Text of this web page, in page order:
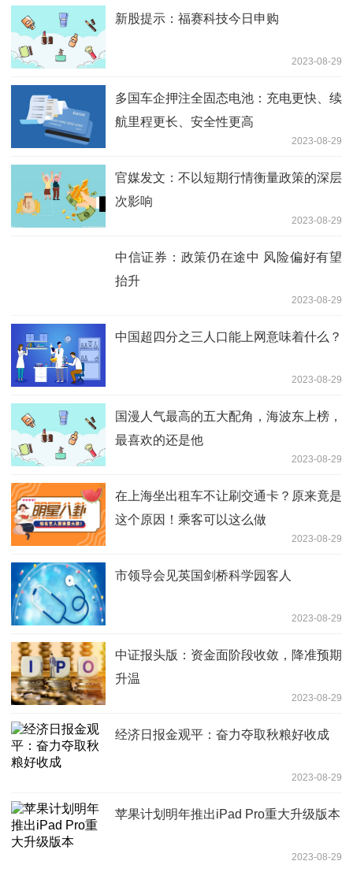
新股提示：福赛科技今日申购
2023-08-29
多国车企押注全固态电池：充电更快、续
航里程更长、安全性更高
2023-08-29
官媒发文：不以短期行情衡量政策的深层
次影响
2023-08-29
中信证券：政策仍在途中 风险偏好有望
抬升
2023-08-29
中国超四分之三人口能上网意味着什么？
2023-08-29
国漫人气最高的五大配角，海波东上榜，
最喜欢的还是他
2023-08-29
在上海坐出租车不让刷交通卡？原来竟是
这个原因！乘客可以这么做
2023-08-29
市领导会见英国剑桥科学园客人
2023-08-29
中证报头版：资金面阶段收敛，降准预期
升温
2023-08-29
经济日报金观平：奋力夺取秋粮好收成
2023-08-29
苹果计划明年推出iPad Pro重大升级版本
2023-08-29